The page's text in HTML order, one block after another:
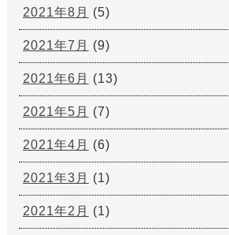
2021年8月 (5)
2021年7月 (9)
2021年6月 (13)
2021年5月 (7)
2021年4月 (6)
2021年3月 (1)
2021年2月 (1)